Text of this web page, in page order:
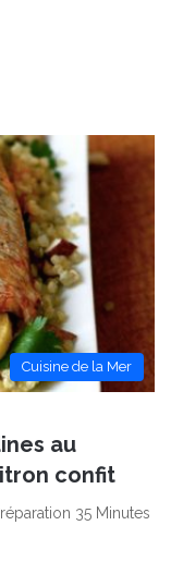
Cuisine de la Mer
au
confit
35 Minutes